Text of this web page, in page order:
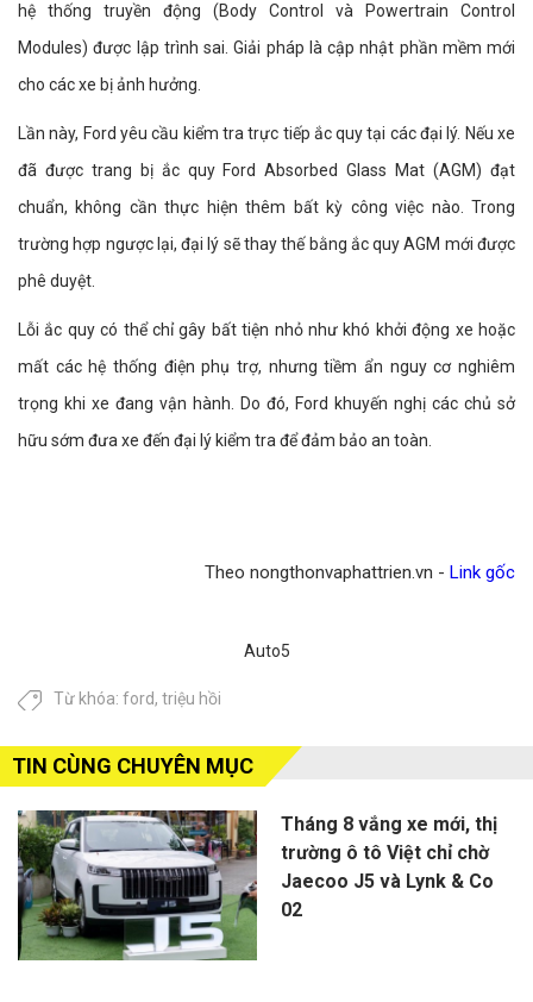
hệ thống truyền động (Body Control và Powertrain Control
Modules) được lập trình sai. Giải pháp là cập nhật phần mềm mới
cho các xe bị ảnh hưởng.
Lần này, Ford yêu cầu kiểm tra trực tiếp ắc quy tại các đại lý. Nếu xe
đã được trang bị ắc quy Ford Absorbed Glass Mat (AGM) đạt
chuẩn, không cần thực hiện thêm bất kỳ công việc nào. Trong
trường hợp ngược lại, đại lý sẽ thay thế bằng ắc quy AGM mới được
phê duyệt.
Lỗi ắc quy có thể chỉ gây bất tiện nhỏ như khó khởi động xe hoặc
mất các hệ thống điện phụ trợ, nhưng tiềm ẩn nguy cơ nghiêm
trọng khi xe đang vận hành. Do đó, Ford khuyến nghị các chủ sở
hữu sớm đưa xe đến đại lý kiểm tra để đảm bảo an toàn.
Theo nongthonvaphattrien.vn - Link gốc
Auto5
Từ khóa: ford, triệu hồi
TIN CÙNG CHUYÊN MỤC
Tháng 8 vắng xe mới, thị
trường ô tô Việt chỉ chờ
Jaecoo J5 và Lynk & Co
02